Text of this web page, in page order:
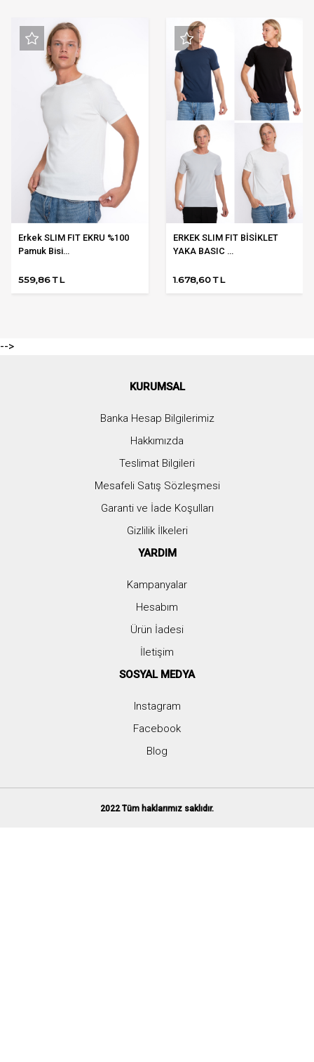
Erkek SLIM FIT EKRU %100
Pamuk Bisi...
559,86 TL
ERKEK SLIM FIT BİSİKLET
YAKA BASIC ...
1.678,60 TL
-->
KURUMSAL
Banka Hesap Bilgilerimiz
Hakkımızda
Teslimat Bilgileri
Mesafeli Satış Sözleşmesi
Garanti ve İade Koşulları
Gizlilik İlkeleri
YARDIM
Kampanyalar
Hesabım
Ürün İadesi
İletişim
SOSYAL MEDYA
Instagram
Facebook
Blog
2022 Tüm haklarımız saklıdır.